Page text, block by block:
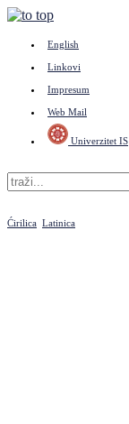
English
Linkovi
Impresum
Web Mail
Univerzitet IS
Ćirilica Latinica